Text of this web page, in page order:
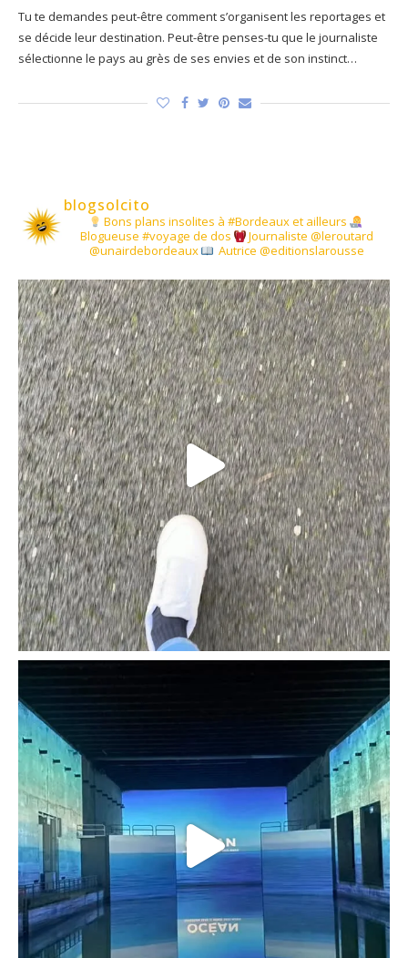
Tu te demandes peut-être comment s’organisent les reportages et
se décide leur destination. Peut-être penses-tu que le journaliste
sélectionne le pays au grès de ses envies et de son instinct…
blogsolcito
Bons plans insolites à #Bordeaux et ailleurs
Blogueuse #voyage de dos
Journaliste @leroutard
@unairdebordeaux
Autrice @editionslarousse